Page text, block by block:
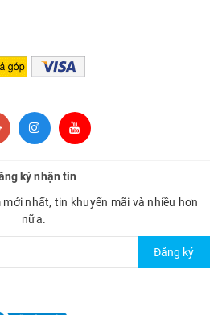
ký nhận tin
nhất, tin khuyến mãi và nhiều hơn
nữa.
Đăng ký